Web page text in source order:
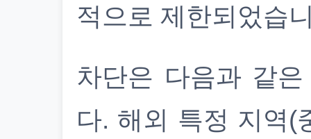
적으로 제한되었습
차단은 다음과 같
다. 해외 특정 지역(